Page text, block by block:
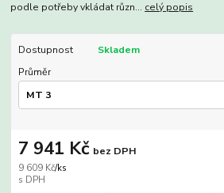
podle potřeby vkládat různ... celý popis
Dostupnost
Skladem
Průměr
9 609 Kč/ks
7 941 Kč bez DPH